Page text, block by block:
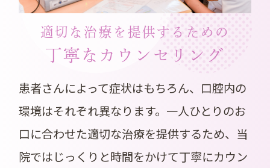
適切な治療を提供するための
丁寧なカウンセリング
患者さんによって症状はもちろん、口腔内の
環境はそれぞれ異なります。一人ひとりのお
口に合わせた適切な治療を提供するため、当
院ではじっくりと時間をかけて丁寧にカウン